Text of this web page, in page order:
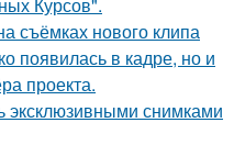
съёмках нового клипа
появилась в кадре, но и
проекта.
эксклюзивными снимками